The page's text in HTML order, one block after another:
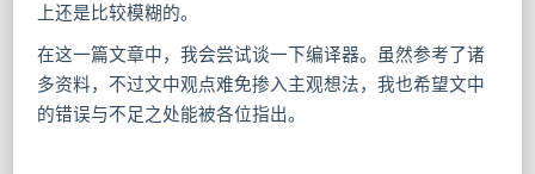
上还是比较模糊的。
在这一篇文章中，我会尝试谈一下编译器。虽然参考了诸
多资料，不过文中观点难免掺入主观想法，我也希望文中
的错误与不足之处能被各位指出。